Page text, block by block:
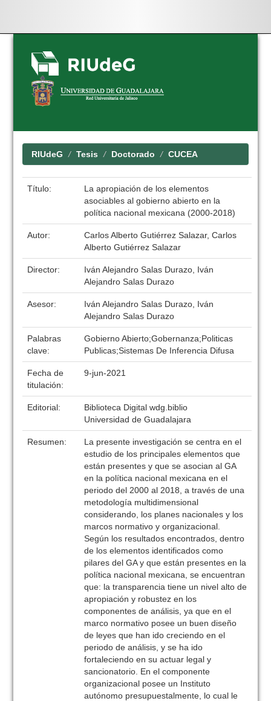
Skip
navigation
RIUdeG Tesis Doctorado CUCEA
Título:
La apropiación de los elementos
asociables al gobierno abierto en la
política nacional mexicana (2000-2018)
Autor:
Carlos Alberto Gutiérrez Salazar, Carlos
Alberto Gutiérrez Salazar
Director:
Iván Alejandro Salas Durazo, Iván
Alejandro Salas Durazo
Asesor:
Iván Alejandro Salas Durazo, Iván
Alejandro Salas Durazo
Palabras
clave:
Gobierno Abierto;Gobernanza;Politicas
Publicas;Sistemas De Inferencia Difusa
Fecha de
titulación:
9-jun-2021
Editorial:
Biblioteca Digital wdg.biblio
Universidad de Guadalajara
Resumen:
La presente investigación se centra en el
estudio de los principales elementos que
están presentes y que se asocian al GA
en la política nacional mexicana en el
periodo del 2000 al 2018, a través de una
metodología multidimensional
considerando, los planes nacionales y los
marcos normativo y organizacional.
Según los resultados encontrados, dentro
de los elementos identificados como
pilares del GA y que están presentes en la
política nacional mexicana, se encuentran
que: la transparencia tiene un nivel alto de
apropiación y robustez en los
componentes de análisis, ya que en el
marco normativo posee un buen diseño
de leyes que han ido creciendo en el
periodo de análisis, y se ha ido
fortaleciendo en su actuar legal y
sancionatorio. En el componente
organizacional posee un Instituto
autónomo presupuestalmente, lo cual le